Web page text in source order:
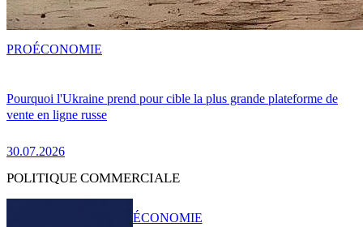
Pourquoi l'Ukraine prend pour cible la plus grande plateforme de
vente en ligne russe
30.07.2026
PROÉCONOMIE
POLITIQUE COMMERCIALE
ÉCONOMIE